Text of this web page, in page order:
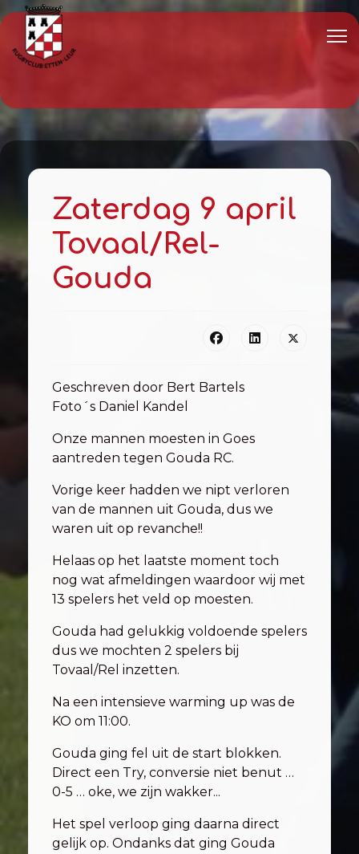
Zaterdag 9 april
Tovaal/Rel-
Gouda
Geschreven door Bert Bartels
Foto´s Daniel Kandel
Onze mannen moesten in Goes
aantreden tegen Gouda RC.
Vorige keer hadden we nipt verloren
van de mannen uit Gouda, dus we
waren uit op revanche!!
Helaas op het laatste moment toch
nog wat afmeldingen waardoor wij met
13 spelers het veld op moesten.
Gouda had gelukkig voldoende spelers
dus we mochten 2 spelers bij
Tovaal/Rel inzetten.
Na een intensieve warming up was de
KO om 11:00.
Gouda ging fel uit de start blokken.
Direct een Try, conversie niet benut …
0-5 … oke, we zijn wakker...
Het spel verloop ging daarna direct
gelijk op. Ondanks dat ging Gouda